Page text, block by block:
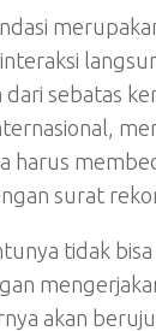
dari sebatas
harus
surat
tidak
akan